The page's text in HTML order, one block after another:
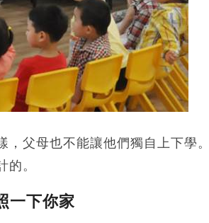
父母也不能讓他們獨自上下學。
。
一下你家